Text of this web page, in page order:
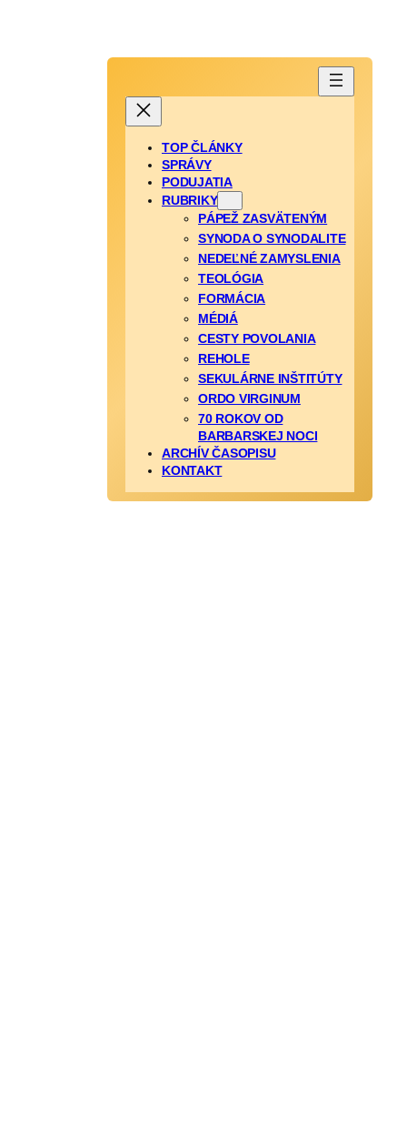
TOP ČLÁNKY
SPRÁVY
PODUJATIA
RUBRIKY
PÁPEŽ ZASVÄTENÝM
SYNODA O SYNODALITE
NEDEĽNÉ ZAMYSLENIA
TEOLÓGIA
FORMÁCIA
MÉDIÁ
CESTY POVOLANIA
REHOLE
SEKULÁRNE INŠTITÚTY
ORDO VIRGINUM
70 ROKOV OD
BARBARSKEJ NOCI
ARCHÍV ČASOPISU
KONTAKT